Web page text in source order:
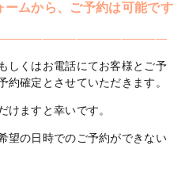
ムから、ご予約は可能です
しくはお電話にてお客様とご予
確定とさせていただきます。
ますと幸いです。
望の日時でのご予約ができない